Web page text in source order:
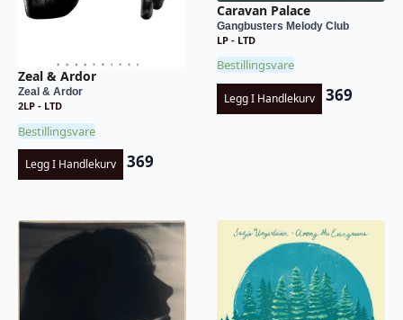
Zeal & Ardor
Zeal & Ardor
2LP - LTD
Bestillingsvare
Legg I Handlekurv 369
Caravan Palace
Gangbusters Melody Club
LP - LTD
Bestillingsvare
Legg I Handlekurv 369